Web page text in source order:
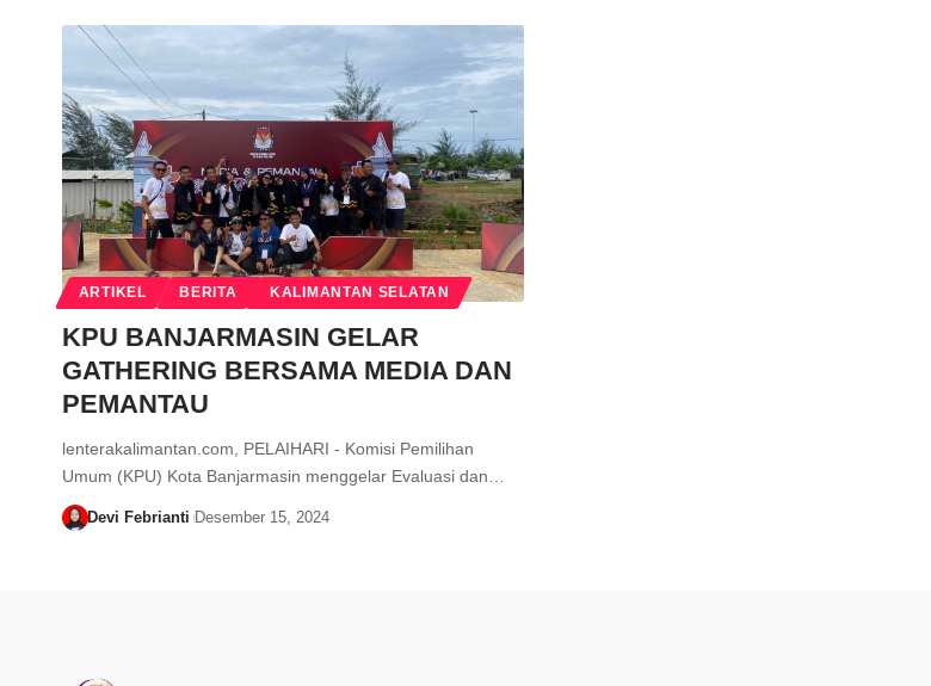
ARTIKEL BERITA KALIMANTAN SELATAN
KPU BANJARMASIN GELAR
GATHERING BERSAMA MEDIA DAN
PEMANTAU
lenterakalimantan.com, PELAIHARI - Komisi Pemilihan
Umum (KPU) Kota Banjarmasin menggelar Evaluasi dan…
Devi Febrianti Desember 15, 2024